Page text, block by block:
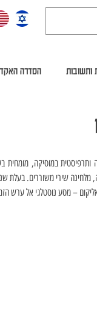
ותשובות הסדרה
– מסע נוסטלגי אל ערש